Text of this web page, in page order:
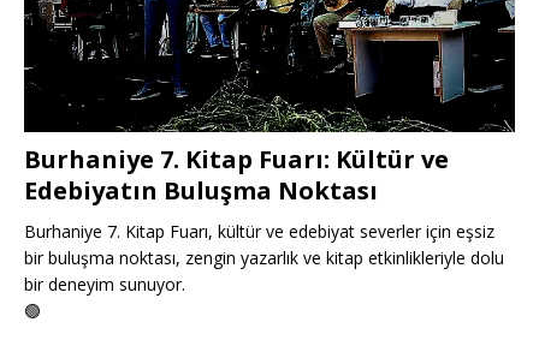
Burhaniye 7. Kitap Fuarı: Kültür ve
Edebiyatın Buluşma Noktası
Burhaniye 7. Kitap Fuarı, kültür ve edebiyat severler için eşsiz
bir buluşma noktası, zengin yazarlık ve kitap etkinlikleriyle dolu
bir deneyim sunuyor.
🟢